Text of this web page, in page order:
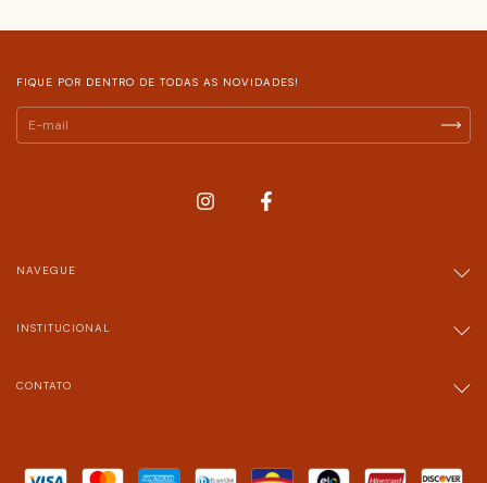
FIQUE POR DENTRO DE TODAS AS NOVIDADES!
NAVEGUE
INSTITUCIONAL
CONTATO